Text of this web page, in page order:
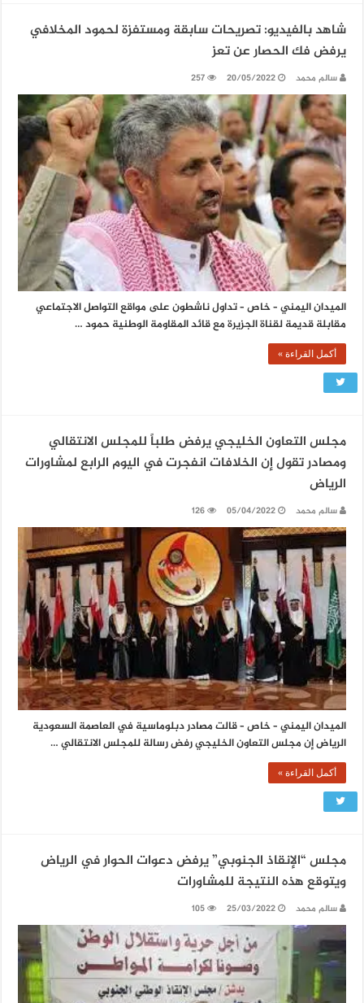
شاهد بالفيديو: تصريحات سابقة ومستفزة لحمود المخلافي
يرفض فك الحصار عن تعز
سالم محمد 20/05/2022
257
الميدان اليمني – خاص – تداول ناشطون على مواقع التواصل الاجتماعي
مقابلة قديمة لقناة الجزيرة مع قائد المقاومة الوطنية حمود …
أكمل القراءة »
مجلس التعاون الخليجي يرفض طلباً للمجلس الانتقالي
ومصادر تقول إن الخلافات انفجرت في اليوم الرابع لمشاورات
الرياض
سالم محمد 05/04/2022
126
الميدان اليمني – خاص – قالت مصادر دبلوماسية في العاصمة السعودية
الرياض إن مجلس التعاون الخليجي رفض رسالة للمجلس الانتقالي …
أكمل القراءة »
مجلس “الإنقاذ الجنوبي” يرفض دعوات الحوار في الرياض
ويتوقع هذه النتيجة للمشاورات
سالم محمد 25/03/2022
105